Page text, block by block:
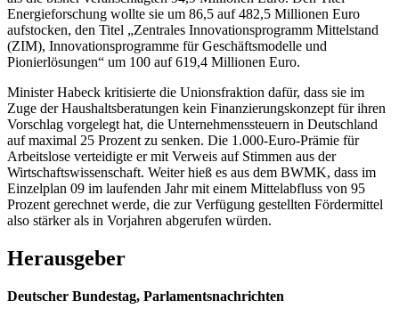
Energieforschung wollte sie um 86,5 auf 482,5 Millionen Euro
aufstocken, den Titel „Zentrales Innovationsprogramm Mittelstand
(ZIM), Innovationsprogramme für Geschäftsmodelle und
Pionierlösungen“ um 100 auf 619,4 Millionen Euro.
Minister Habeck kritisierte die Unionsfraktion dafür, dass sie im
Zuge der Haushaltsberatungen kein Finanzierungskonzept für ihren
Vorschlag vorgelegt hat, die Unternehmenssteuern in Deutschland
auf maximal 25 Prozent zu senken. Die 1.000-Euro-Prämie für
Arbeitslose verteidigte er mit Verweis auf Stimmen aus der
Wirtschaftswissenschaft. Weiter hieß es aus dem BWMK, dass im
Einzelplan 09 im laufenden Jahr mit einem Mittelabfluss von 95
Prozent gerechnet werde, die zur Verfügung gestellten Fördermittel
also stärker als in Vorjahren abgerufen würden.
Herausgeber
Deutscher Bundestag, Parlamentsnachrichten